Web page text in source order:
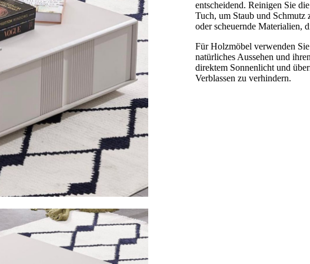
entscheidend. Reinigen Sie
Tuch, um Staub und Schmutz
oder scheuernde Materialien,
Für Holzmöbel verwenden
natürliches Aussehen und
direktem Sonnenlicht und
Verblassen zu verhindern.